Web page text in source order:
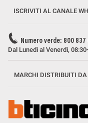
ISCRIVITI AL CANALE
Numero verde: 800 837
Dal Lunedì al Venerdì,
MARCHI DISTRIBUITI